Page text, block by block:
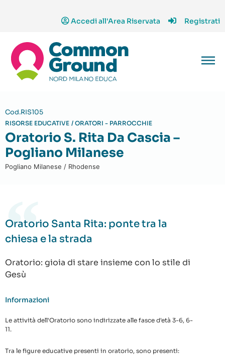
Accedi all'Area Riservata Registrati
Cod.RIS105
RISORSE EDUCATIVE / ORATORI - PARROCCHIE
Oratorio S. Rita Da Cascia –
Pogliano Milanese
Pogliano Milanese / Rhodense
Oratorio Santa Rita: ponte tra la
chiesa e la strada
Oratorio: gioia di stare insieme con lo stile di
Gesù
Informazioni
Le attività dell'Oratorio sono indirizzate alle fasce d'età 3-6, 6-
11.
Tra le figure educative presenti in oratorio, sono presenti: